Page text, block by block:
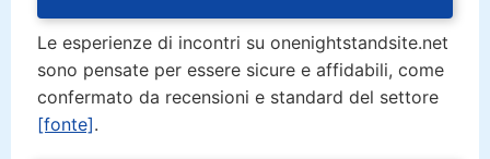
Le esperienze di incontri su onenightstandsite.net
sono pensate per essere sicure e affidabili, come
confermato da recensioni e standard del settore
[fonte].